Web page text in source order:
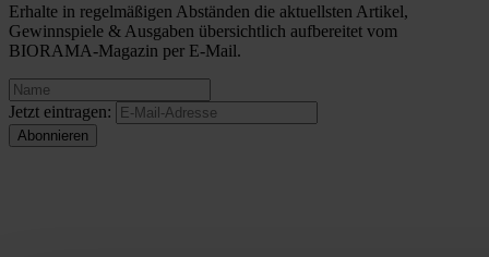
Erhalte in regelmäßigen Abständen die aktuellsten Artikel,
Gewinnspiele & Ausgaben übersichtlich aufbereitet vom
BIORAMA-Magazin per E-Mail.
Jetzt eintragen: